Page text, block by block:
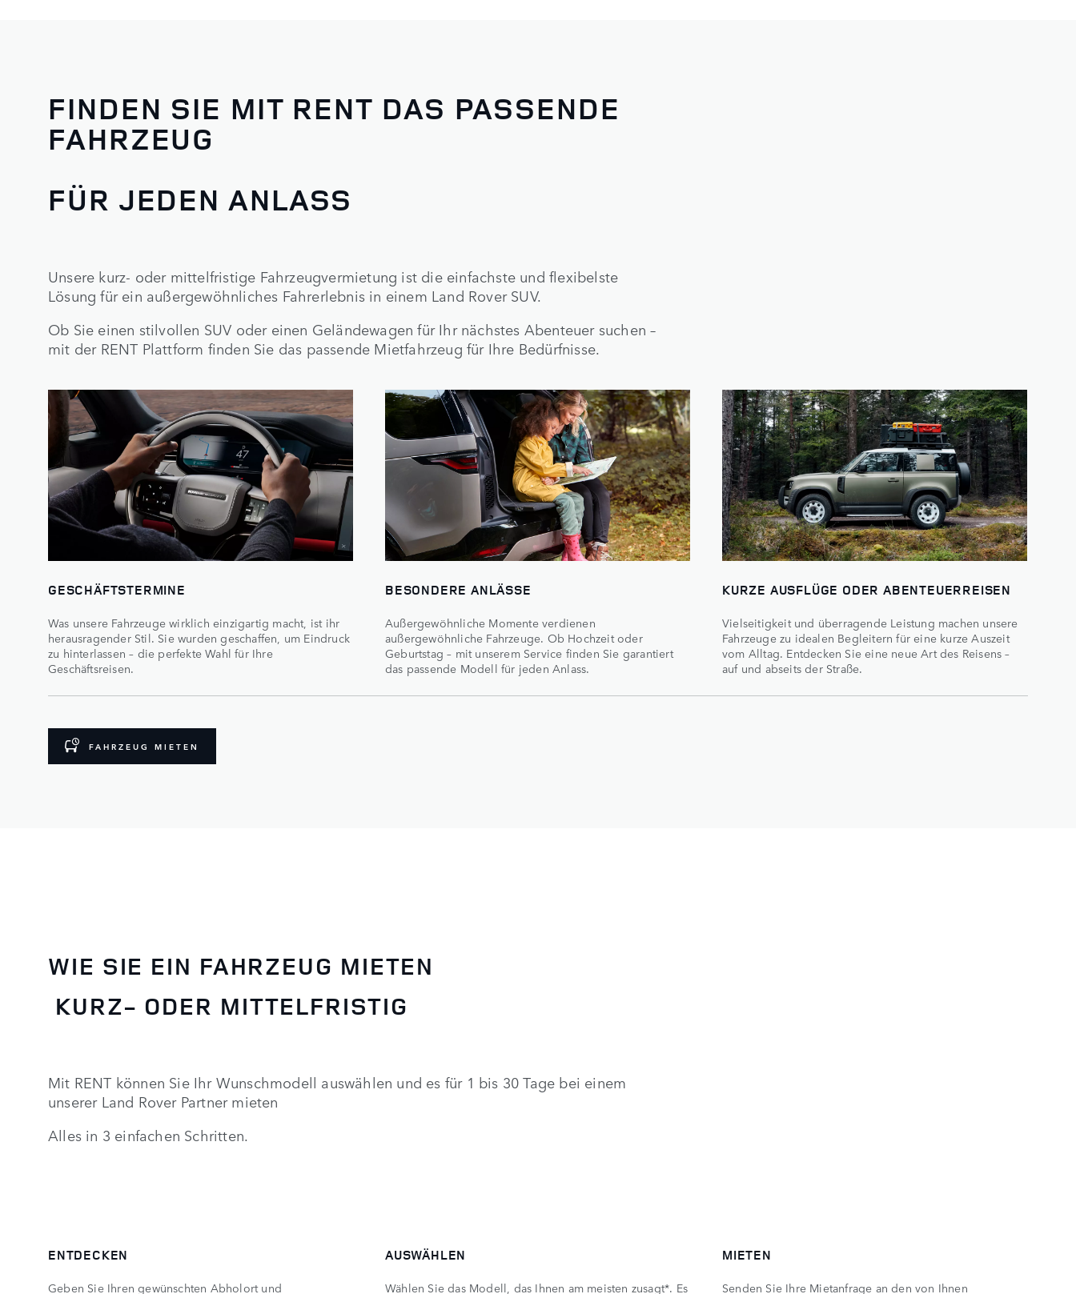
FINDEN SIE MIT RENT DAS PASSENDE
FAHRZEUG
FÜR JEDEN ANLASS
Unsere kurz- oder mittelfristige Fahrzeugvermietung ist die einfachste und flexibelste
Lösung für ein außergewöhnliches Fahrerlebnis in einem Land Rover SUV.
Ob Sie einen stilvollen SUV oder einen Geländewagen für Ihr nächstes Abenteuer suchen –
mit der RENT Plattform finden Sie das passende Mietfahrzeug für Ihre Bedürfnisse.
GESCHÄFTSTERMINE
Was unsere Fahrzeuge wirklich einzigartig macht, ist ihr
herausragender Stil. Sie wurden geschaffen, um Eindruck
zu hinterlassen – die perfekte Wahl für Ihre
Geschäftsreisen.
BESONDERE ANLÄSSE
Außergewöhnliche Momente verdienen
außergewöhnliche Fahrzeuge. Ob Hochzeit oder
Geburtstag – mit unserem Service finden Sie garantiert
das passende Modell für jeden Anlass.
KURZE AUSFLÜGE ODER ABENTEUERREISEN
Vielseitigkeit und überragende Leistung machen unsere
Fahrzeuge zu idealen Begleitern für eine kurze Auszeit
vom Alltag. Entdecken Sie eine neue Art des Reisens –
auf und abseits der Straße.
FAHRZEUG MIETEN
WIE SIE EIN FAHRZEUG MIETEN
KURZ- ODER MITTELFRISTIG
Mit RENT können Sie Ihr Wunschmodell auswählen und es für 1 bis 30 Tage bei einem
unserer Land Rover Partner mieten
Alles in 3 einfachen Schritten.
ENTDECKEN
Geben Sie Ihren gewünschten Abholort und
AUSWÄHLEN
Wählen Sie das Modell, das Ihnen am meisten zusagt*. Es
MIETEN
Senden Sie Ihre Mietanfrage an den von Ihnen